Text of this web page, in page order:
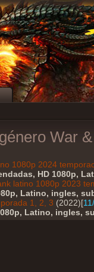
War
1080p 2024
HD 1080p,
latino 1080p 2023
Latino, ingles,
1, 2, 3 (2022)[
Latino, ingles,